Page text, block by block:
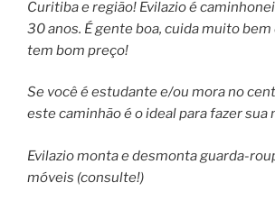
Curitiba e região! Evilazio é
30 anos. É gente boa, cuida muito bem
tem bom preço!
Se você é estudante e/ou mora no
este caminhão é o ideal para fazer sua
Evilazio monta e desmonta guarda-
móveis (consulte!)